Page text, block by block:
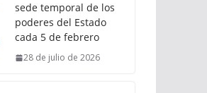
sede temporal de los
poderes del Estado
cada 5 de febrero
28 de julio de 2026